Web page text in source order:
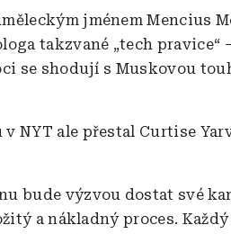
jménem Mencius
takzvané „tech pravice“
se shodují s Muskovou
NYT ale přestal Curtise
bude výzvou dostat své
a nákladný proces.